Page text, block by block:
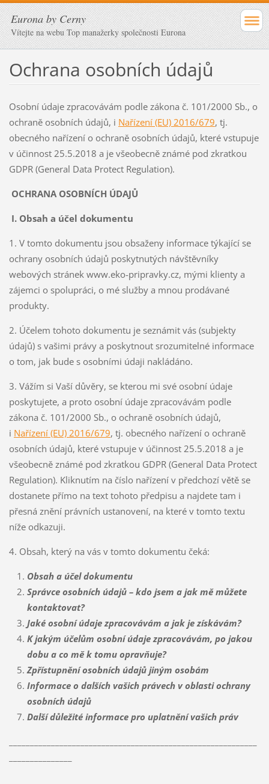
Eurona by Cerny
Vítejte na webu Top manažerky společnosti Eurona
Ochrana osobních údajů
Osobní údaje zpracovávám podle zákona č. 101/2000 Sb., o
ochraně osobních údajů, i Nařízení (EU) 2016/679, tj.
obecného nařízení o ochraně osobních údajů, které vstupuje
v účinnost 25.5.2018 a je všeobecně známé pod zkratkou
GDPR (General Data Protect Regulation).
OCHRANA OSOBNÍCH ÚDAJŮ
I. Obsah a účel dokumentu
1. V tomto dokumentu jsou obsaženy informace týkající se
ochrany osobních údajů poskytnutých návštěvníky
webových stránek www.eko-pripravky.cz, mými klienty a
zájemci o spolupráci, o mé služby a mnou prodávané
produkty.
2. Účelem tohoto dokumentu je seznámit vás (subjekty
údajů) s vašimi právy a poskytnout srozumitelné informace
o tom, jak bude s osobními údaji nakládáno.
3. Vážím si Vaší důvěry, se kterou mi své osobní údaje
poskytujete, a proto osobní údaje zpracovávám podle
zákona č. 101/2000 Sb., o ochraně osobních údajů,
i Nařízení (EU) 2016/679, tj. obecného nařízení o ochraně
osobních údajů, které vstupuje v účinnost 25.5.2018 a je
všeobecně známé pod zkratkou GDPR (General Data Protect
Regulation). Kliknutím na číslo nařízení v předchozí větě se
dostanete přímo na text tohoto předpisu a najdete tam i
přesná znění právních ustanovení, na které v tomto textu
níže odkazuji.
4. Obsah, který na vás v tomto dokumentu čeká:
Obsah a účel dokumentu
Správce osobních údajů – kdo jsem a jak mě můžete
kontaktovat?
Jaké osobní údaje zpracovávám a jak je získávám?
K jakým účelům osobní údaje zpracovávám, po jakou
dobu a co mě k tomu opravňuje?
Zpřístupnění osobních údajů jiným osobám
Informace o dalších vašich právech v oblasti ochrany
osobních údajů
Další důležité informace pro uplatnění vašich práv